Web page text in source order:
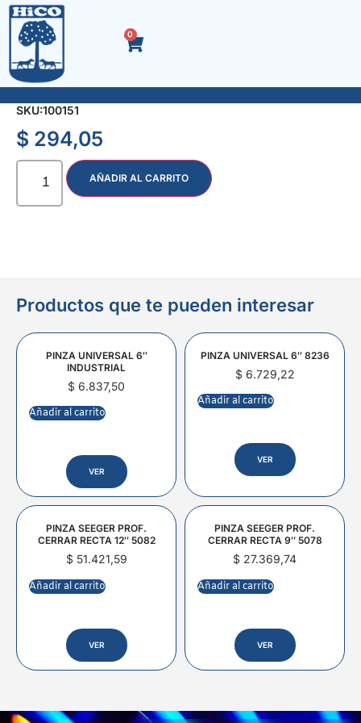
0
ACC. MARRON TEE HHH 1/2″
SKU:100151
$ 294,05
AÑADIR AL CARRITO
Productos que te pueden interesar
PINZA UNIVERSAL 6″
INDUSTRIAL
$ 6.837,50
Añadir al carrito
VER
PINZA UNIVERSAL 6″ 8236
$6.729,22
Añadir al carrito
VER
PINZA SEEGER PROF.
CERRAR RECTA 12″ 5082
$51.421,59
Añadir al carrito
VER
PINZA SEEGER PROF.
CERRAR RECTA 9″ 5078
$ 27.369,74
Añadir al carrito
VER